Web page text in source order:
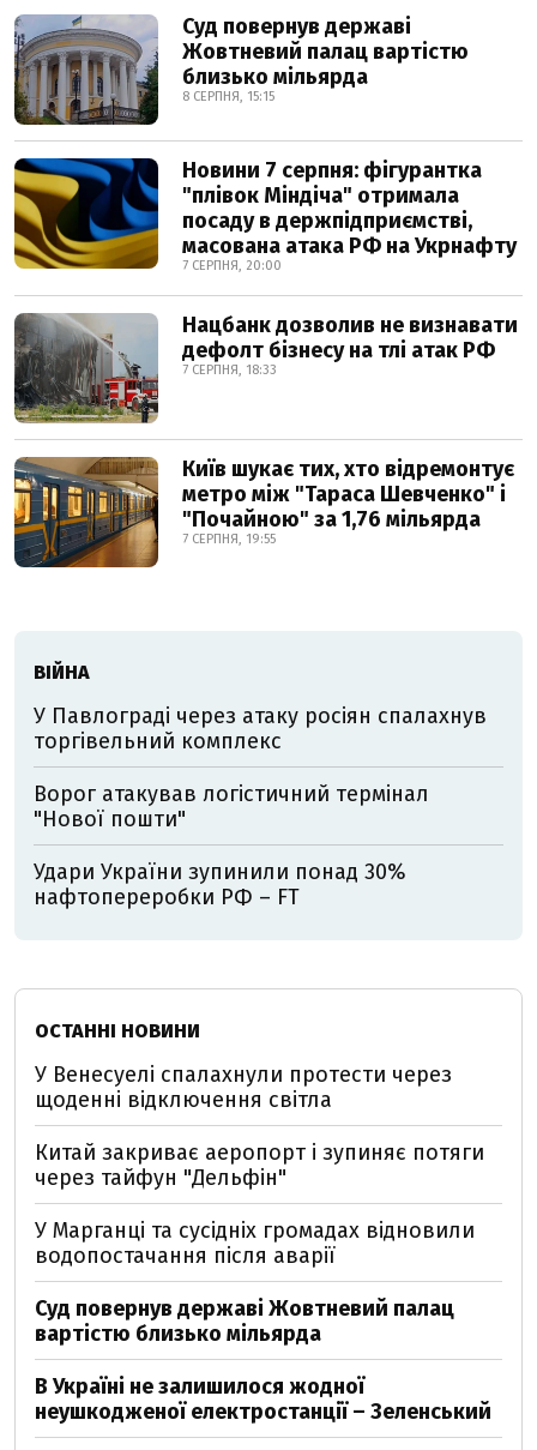
Суд повернув державі
Жовтневий палац вартістю
близько мільярда
8 СЕРПНЯ, 15:15
Новини 7 серпня: фігурантка
"плівок Міндіча" отримала
посаду в держпідприємстві,
масована атака РФ на Укрнафту
7 СЕРПНЯ, 20:00
Нацбанк дозволив не визнавати
дефолт бізнесу на тлі атак РФ
7 СЕРПНЯ, 18:33
Київ шукає тих, хто відремонтує
метро між "Тараса Шевченко" і
"Почайною" за 1,76 мільярда
7 СЕРПНЯ, 19:55
ВІЙНА
У Павлограді через атаку росіян спалахнув
торгівельний комплекс
Ворог атакував логістичний термінал
"Нової пошти"
Удари України зупинили понад 30%
нафтопереробки РФ – FT
ОСТАННІ НОВИНИ
У Венесуелі спалахнули протести через
щоденні відключення світла
Китай закриває аеропорт і зупиняє потяги
через тайфун "Дельфін"
У Марганці та сусідніх громадах відновили
водопостачання після аварії
Суд повернув державі Жовтневий палац
вартістю близько мільярда
В Україні не залишилося жодної
неушкодженої електростанції – Зеленський